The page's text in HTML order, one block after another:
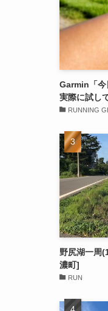
Garmin「今
実際に試し
RUNNING
野尻湖一周
濃町]
RUN